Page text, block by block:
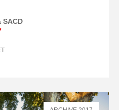
SACD